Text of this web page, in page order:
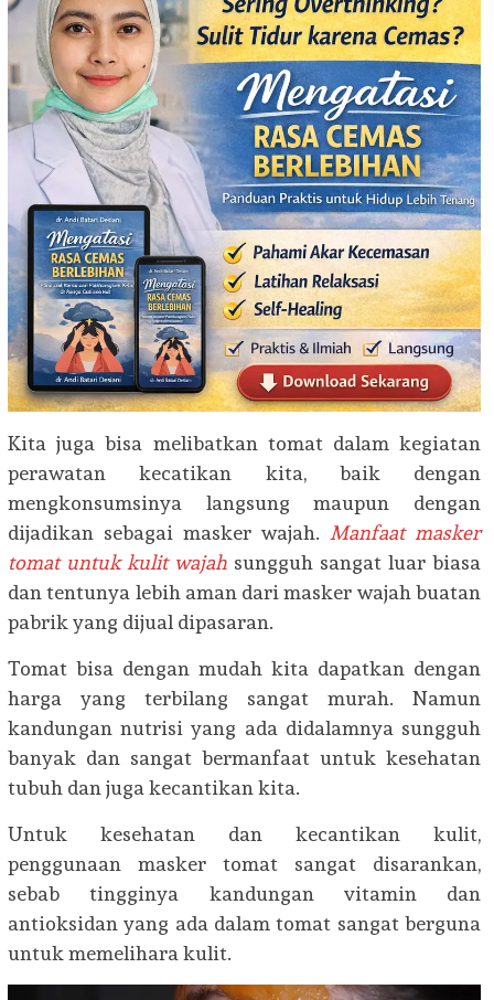
Kita juga bisa melibatkan tomat dalam kegiatan
perawatan kecatikan kita, baik dengan
mengkonsumsinya langsung maupun dengan
dijadikan sebagai masker wajah. Manfaat masker
tomat untuk kulit wajah sungguh sangat luar biasa
dan tentunya lebih aman dari masker wajah buatan
pabrik yang dijual dipasaran.
Tomat bisa dengan mudah kita dapatkan dengan
harga yang terbilang sangat murah. Namun
kandungan nutrisi yang ada didalamnya sungguh
banyak dan sangat bermanfaat untuk kesehatan
tubuh dan juga kecantikan kita.
Untuk kesehatan dan kecantikan kulit,
penggunaan masker tomat sangat disarankan,
sebab tingginya kandungan vitamin dan
antioksidan yang ada dalam tomat sangat berguna
untuk memelihara kulit.